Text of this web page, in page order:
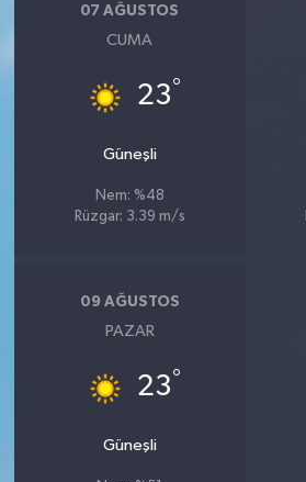
07 AĞUSTOS
CUMA
23°
Güneşli
Nem: %48
Rüzgar: 3.39 m/s
09 AĞUSTOS
PAZAR
23°
Güneşli